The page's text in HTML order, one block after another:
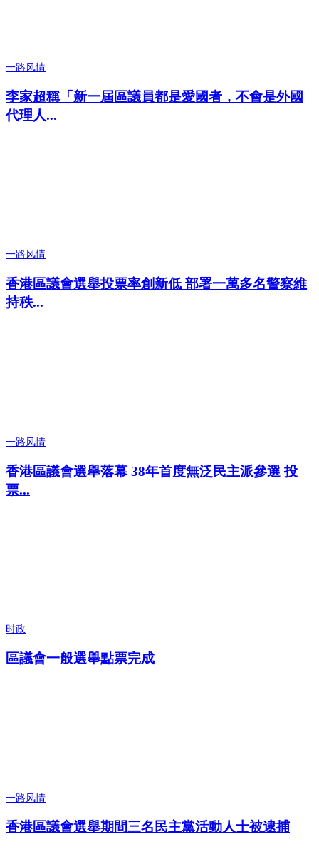
一路风情
李家超稱「新一屆區議員都是愛國者，不會是外國
代理人...
一路风情
香港區議會選舉投票率創新低 部署一萬多名警察維
持秩...
一路风情
香港區議會選舉落幕 38年首度無泛民主派參選 投
票...
时政
區議會一般選舉點票完成
一路风情
香港區議會選舉期間三名民主黨活動人士被逮捕